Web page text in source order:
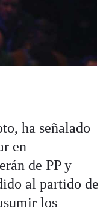
ha señalado
en
de PP y
al partido de
los